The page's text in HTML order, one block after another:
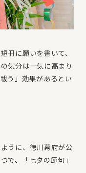
冊に願いを書いて、
気分は一気に高まり
う」効果があるとい
うに、徳川幕府が公
で、「七夕の節句」